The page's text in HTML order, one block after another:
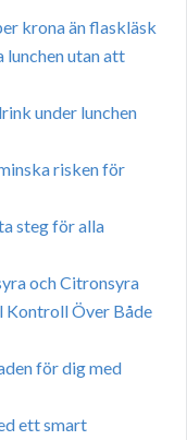
krona än flaskläsk
utan att
under lunchen
risken för
steg för alla
och Citronsyra
Kontroll Över Både
för dig med
ett smart